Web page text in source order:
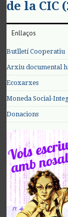
de la CIC
Enllaços
Butlletí Cooperatiu
Arxiu documental
Ecoxarxes
Moneda Social-
Donacions